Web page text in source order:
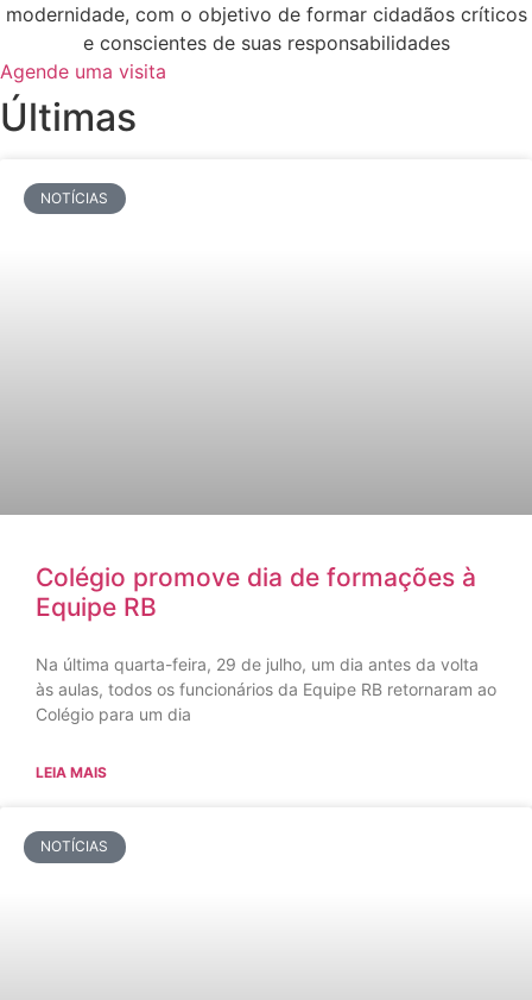
modernidade, com o objetivo de formar cidadãos críticos
e conscientes de suas responsabilidades
Agende uma visita
Últimas
NOTÍCIAS
Colégio promove dia de formações à
Equipe RB
Na última quarta-feira, 29 de julho, um dia antes da volta
às aulas, todos os funcionários da Equipe RB retornaram ao
Colégio para um dia
LEIA MAIS
NOTÍCIAS